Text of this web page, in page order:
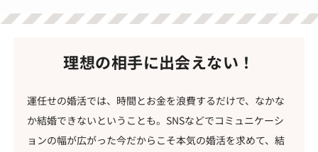
理想の相手に出会えない！
運任せの婚活では、時間とお金を浪費するだけで、なかな
か結婚できないということも。SNSなどでコミュニケーシ
ョンの幅が広がった今だからこそ本気の婚活を求めて、結